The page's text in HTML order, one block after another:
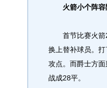
火箭小个阵
首节比赛火箭
换上替补球员。
攻点。而爵士方
战成28平。